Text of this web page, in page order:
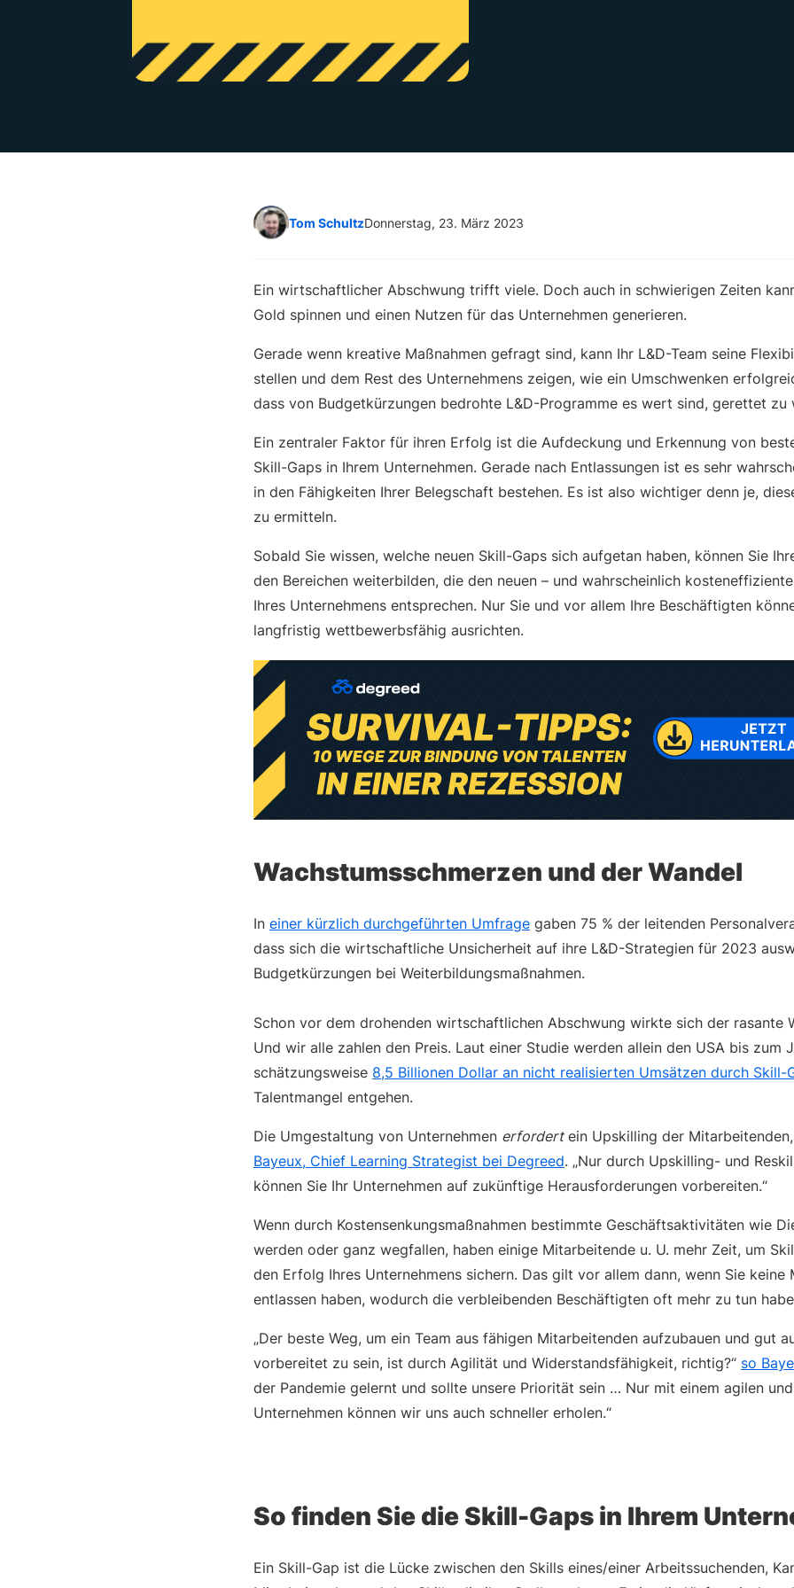
Tom SchultzDonnerstag, 23. März 2023
Ein wirtschaftlicher Abschwung trifft viele. Doch auch in schwierigen Zeiten
Gold spinnen und einen Nutzen für das Unternehmen generieren.
Gerade wenn kreative Maßnahmen gefragt sind, kann Ihr L&D-Team seine
stellen und dem Rest des Unternehmens zeigen, wie ein Umschwenken
dass von Budgetkürzungen bedrohte L&D-Programme es wert sind, gerettet zu
Ein zentraler Faktor für ihren Erfolg ist die Aufdeckung und Erkennung von
Skill-Gaps in Ihrem Unternehmen. Gerade nach Entlassungen ist es sehr
in den Fähigkeiten Ihrer Belegschaft bestehen. Es ist also wichtiger denn je,
zu ermitteln.
Sobald Sie wissen, welche neuen Skill-Gaps sich aufgetan haben, können Sie
den Bereichen weiterbilden, die den neuen – und wahrscheinlich
Ihres Unternehmens entsprechen. Nur Sie und vor allem Ihre Beschäftigten
langfristig wettbewerbsfähig ausrichten.
Wachstumsschmerzen und der Wandel
In einer kürzlich durchgeführten Umfrage gaben 75 % der leitenden
dass sich die wirtschaftliche Unsicherheit auf ihre L&D-Strategien für 2023
Budgetkürzungen bei Weiterbildungsmaßnahmen.
Schon vor dem drohenden wirtschaftlichen Abschwung wirkte sich der rasante
Und wir alle zahlen den Preis. Laut einer Studie werden allein den USA bis zum
schätzungsweise 8,5 Billionen Dollar an nicht realisierten Umsätzen durch Skill-
Talentmangel entgehen.
Die Umgestaltung von Unternehmen erfordertein Upskilling der
Bayeux, Chief Learning Strategist bei Degreed. „Nur durch Upskilling- und
können Sie Ihr Unternehmen auf zukünftige Herausforderungen vorbereiten.“
Wenn durch Kostensenkungsmaßnahmen bestimmte Geschäftsaktivitäten wie
werden oder ganz wegfallen, haben einige Mitarbeitende u. U. mehr Zeit, um
den Erfolg Ihres Unternehmens sichern. Das gilt vor allem dann, wenn Sie keine
entlassen haben, wodurch die verbleibenden Beschäftigten oft mehr zu tun
„Der beste Weg, um ein Team aus fähigen Mitarbeitenden aufzubauen und gut
vorbereitet zu sein, ist durch Agilität und Widerstandsfähigkeit, richtig?“ so
der Pandemie gelernt und sollte unsere Priorität sein … Nur mit einem agilen
Unternehmen können wir uns auch schneller erholen.“
So finden Sie die Skill-Gaps in Ihrem
Ein Skill-Gap ist die Lücke zwischen den Skills eines/einer Arbeitssuchenden,